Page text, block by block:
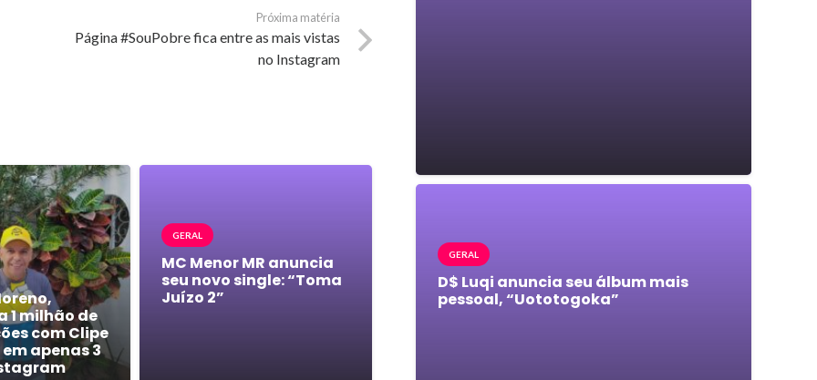
Próxima matéria
Página #SouPobre fica entre as mais vistas
no Instagram
1 milhão de
com Clipe
apenas 3
GERAL
MC Menor MR anuncia
seu novo single: “Toma
Juízo 2”
GERAL
D$ Luqi anuncia seu álbum mais
pessoal, “Uototogoka”